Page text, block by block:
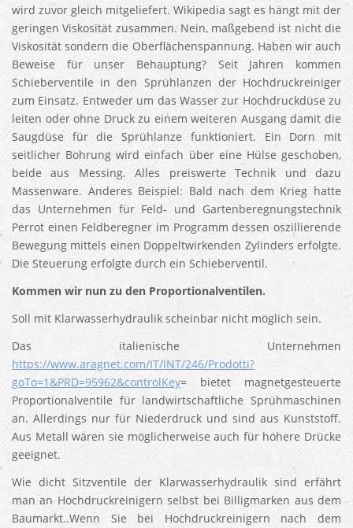
wird zuvor gleich mitgeliefert. Wikipedia sagt es hängt mit der
geringen Viskosität zusammen. Nein, maßgebend ist nicht die
Viskosität sondern die Oberflächenspannung. Haben wir auch
Beweise für unser Behauptung? Seit Jahren kommen
Schieberventile in den Sprühlanzen der Hochdruckreiniger
zum Einsatz. Entweder um das Wasser zur Hochdruckdüse zu
leiten oder ohne Druck zu einem weiteren Ausgang damit die
Saugdüse für die Sprühlanze funktioniert. Ein Dorn mit
seitlicher Bohrung wird einfach über eine Hülse geschoben,
beide aus Messing. Alles preiswerte Technik und dazu
Massenware. Anderes Beispiel: Bald nach dem Krieg hatte
das Unternehmen für Feld- und Gartenberegnungstechnik
Perrot einen Feldberegner im Programm dessen oszillierende
Bewegung mittels einen Doppeltwirkenden Zylinders erfolgte.
Die Steuerung erfolgte durch ein Schieberventil.
Kommen wir nun zu den Proportionalventilen.
Soll mit Klarwasserhydraulik scheinbar nicht möglich sein.
Das italienische Unternehmen
https://www.aragnet.com/IT/INT/246/Prodotti?
goTo=1&PRD=95962&controlKey= bietet magnetgesteuerte
Proportionalventile für landwirtschaftliche Sprühmaschinen
an. Allerdings nur für Niederdruck und sind aus Kunststoff.
Aus Metall wären sie möglicherweise auch für höhere Drücke
geeignet.
Wie dicht Sitzventile der Klarwasserhydraulik sind erfährt
man an Hochdruckreinigern selbst bei Billigmarken aus dem
Baumarkt..Wenn Sie bei Hochdruckreinigern nach dem